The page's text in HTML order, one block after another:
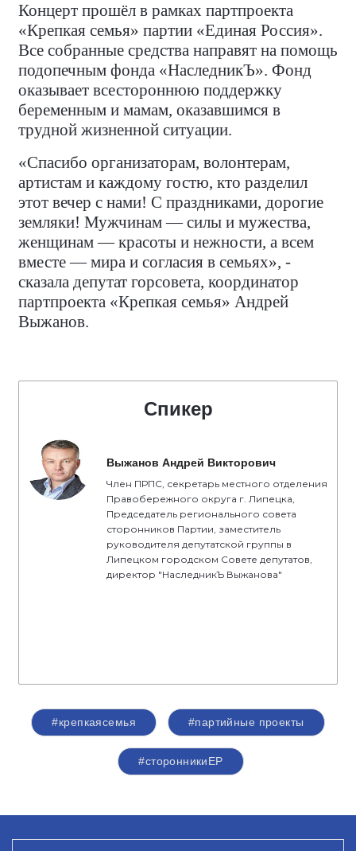
Концерт прошёл в рамках партпроекта
«Крепкая семья» партии «Единая Россия».
Все собранные средства направят на помощь
подопечным фонда «НаследникЪ». Фонд
оказывает всестороннюю поддержку
беременным и мамам, оказавшимся в
трудной жизненной ситуации.
«Спасибо организаторам, волонтерам,
артистам и каждому гостю, кто разделил
этот вечер с нами! С праздниками, дорогие
земляки! Мужчинам — силы и мужества,
женщинам — красоты и нежности, а всем
вместе — мира и согласия в семьях», -
сказала депутат горсовета, координатор
партпроекта «Крепкая семья» Андрей
Выжанов.
Спикер
Выжанов Андрей Викторович
Член ПРПС, секретарь местного отделения
Правобережного округа г. Липецка,
Председатель регионального совета
сторонников Партии, заместитель
руководителя депутатской группы в
Липецком городском Совете депутатов,
директор "НаследникЪ Выжанова"
#крепкаясемья #партийные проекты
#сторонникиЕР